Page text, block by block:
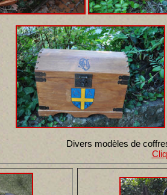
Divers modèles de